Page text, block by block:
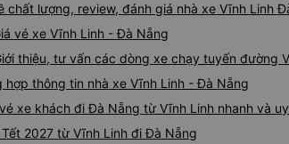
chất lượng, review, đánh giá nhà xe Vĩnh Linh
vé xe Vĩnh Linh - Đà Nẵng
thiệu, tư vấn các dòng xe chạy tuyến đường
hợp thông tin nhà xe Vĩnh Linh - Đà Nẵng
xe khách đi Đà Nẵng từ Vĩnh Linh nhanh và
2027 từ Vĩnh Linh đi Đà Nẵng